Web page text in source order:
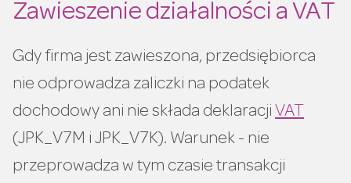
Zawieszenie działalności a VAT
Gdy firma jest zawieszona, przedsiębiorca
nie odprowadza zaliczki na podatek
dochodowy ani nie składa deklaracji VAT
(JPK_V7M i JPK_V7K). Warunek - nie
przeprowadza w tym czasie transakcji